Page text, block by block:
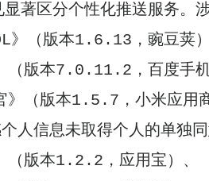
著区分个性化推送服务。
》（版本1.6.13，豌豆荚
（版本7.0.11.2，百度手
》（版本1.5.7，小米应用
人信息未取得个人的单独
（版本1.2.2，应用宝）、